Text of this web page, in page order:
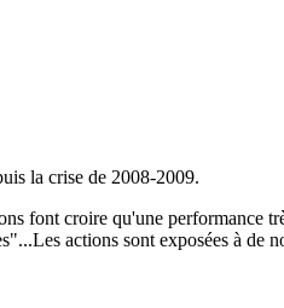
la crise de 2008-2009.
font croire qu'une performance
actions sont exposées à de